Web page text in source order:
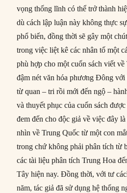
vọng thống lĩnh có thể trở thành
dù cách lập luận này không thực
phổ biến, đồng thời sẽ gây một
trong việc liệt kê các nhân tố một
phù hợp cho một cuốn sách viết
đậm nét văn hóa phương Đông
từ quan – tri rồi mới đến ngộ –
và thuyết phục của cuốn sách
đem đến cho độc giả về việc đây
nhìn về Trung Quốc từ một con
trong chứ không phải phân tích từ
các tài liệu phân tích Trung Hoa
Tây hiện nay. Đồng thời, với tư
năm, tác giả đã sử dụng hệ thống